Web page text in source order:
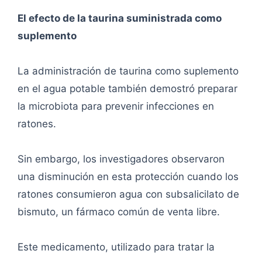
El efecto de la taurina suministrada como
suplemento
La administración de taurina como suplemento
en el agua potable también demostró preparar
la microbiota para prevenir infecciones en
ratones.
Sin embargo, los investigadores observaron
una disminución en esta protección cuando los
ratones consumieron agua con subsalicilato de
bismuto, un fármaco común de venta libre.
Este medicamento, utilizado para tratar la